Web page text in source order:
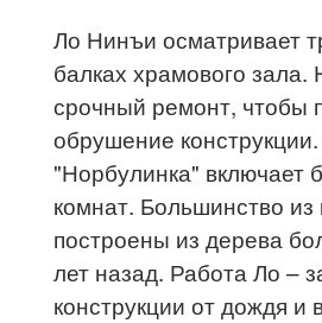
Ло Нинъи осматривает
балках храмового зала.
срочный ремонт, чтобы
обрушение
"Норбулинка" включает
комнат. Большинство из
построены из дерева
лет назад. Работа Ло –
конструкции от дождя и